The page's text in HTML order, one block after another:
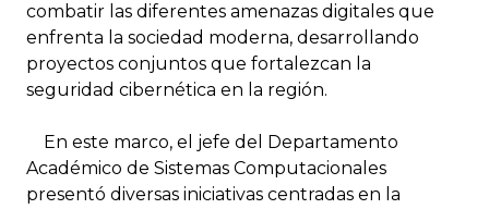
combatir las diferentes amenazas digitales que
enfrenta la sociedad moderna, desarrollando
proyectos conjuntos que fortalezcan la
seguridad cibernética en la región.
En este marco, el jefe del Departamento
Académico de Sistemas Computacionales
presentó diversas iniciativas centradas en la